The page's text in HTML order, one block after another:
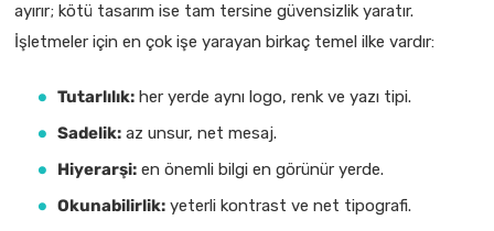
ayırır; kötü tasarım ise tam tersine güvensizlik yaratır.
İşletmeler için en çok işe yarayan birkaç temel ilke vardır:
Tutarlılık: her yerde aynı logo, renk ve yazı tipi.
Sadelik: az unsur, net mesaj.
Hiyerarşi: en önemli bilgi en görünür yerde.
Okunabilirlik: yeterli kontrast ve net tipografi.